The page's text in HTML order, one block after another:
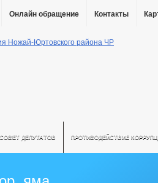
Онлайн обращение Контакты
СОВЕТ ДЕПУТАТОВ ПРОТИВОДЕЙСТВИЕ